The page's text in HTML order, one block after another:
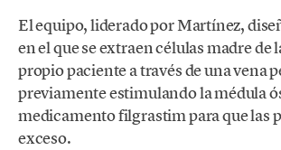
El equipo, liderado por Martínez,
en el que se extraen células madre de
propio paciente a través de una vena
previamente estimulando la médula
medicamento filgrastim para que las
exceso.